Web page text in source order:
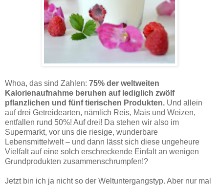
Whoa, das sind Zahlen: 75% der weltweiten
Kalorienaufnahme beruhen auf lediglich zwölf
pflanzlichen und fünf tierischen Produkten. Und allein
auf drei Getreidearten, nämlich Reis, Mais und Weizen,
entfallen rund 50%! Auf drei! Da stehen wir also im
Supermarkt, vor uns die riesige, wunderbare
Lebensmittelwelt – und dann lässt sich diese ungeheure
Vielfalt auf eine solch erschreckende Einfalt an wenigen
Grundprodukten zusammenschrumpfen!?
Jetzt bin ich ja nicht so der Weltuntergangstyp. Aber nur mal